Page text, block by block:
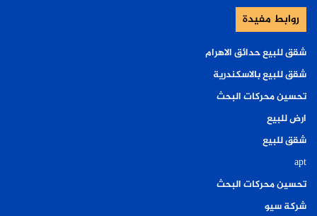
روابط مفيدة
شقق للبيع حدائق الاهرام
شقق للبيع بالاسكندرية
تحسين محركات البحث
ارض للبيع
شقق للبيع
apt
تحسين محركات البحث
شركة سيو